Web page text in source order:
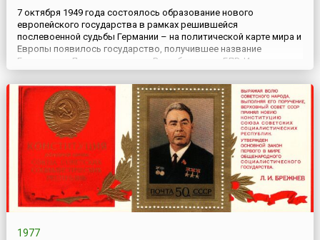
7 октября 1949 года состоялось образование нового
европейского государства в рамках решившейся
послевоенной судьбы Германии – на политической карте мира и
Европы появилось государство, получившее название
Германская Демократическая Республика или ГДР. Именно эта
дата завершила официальный процесс разделения Германии на
Западную и Восточную, каждая из которых пошла своим путём
социально-экономи...
1977